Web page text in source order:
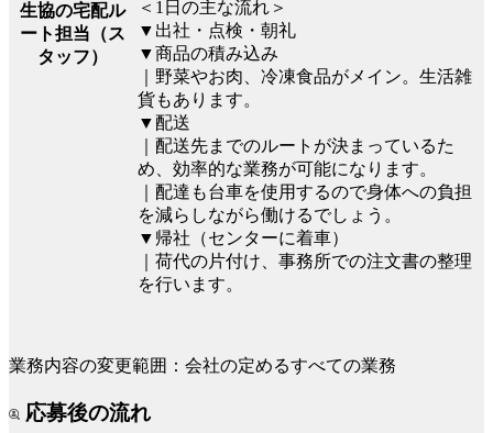
生協の宅配ル
ート担当（ス
タッフ）
＜1日の主な流れ＞
▼出社・点検・朝礼
▼商品の積み込み
｜野菜やお肉、冷凍食品がメイン。生活雑
貨もあります。
▼配送
｜配送先までのルートが決まっているた
め、効率的な業務が可能になります。
｜配達も台車を使用するので身体への負担
を減らしながら働けるでしょう。
▼帰社（センターに着車）
｜荷代の片付け、事務所での注文書の整理
を行います。
業務内容の変更範囲：会社の定めるすべての業務
応募後の流れ